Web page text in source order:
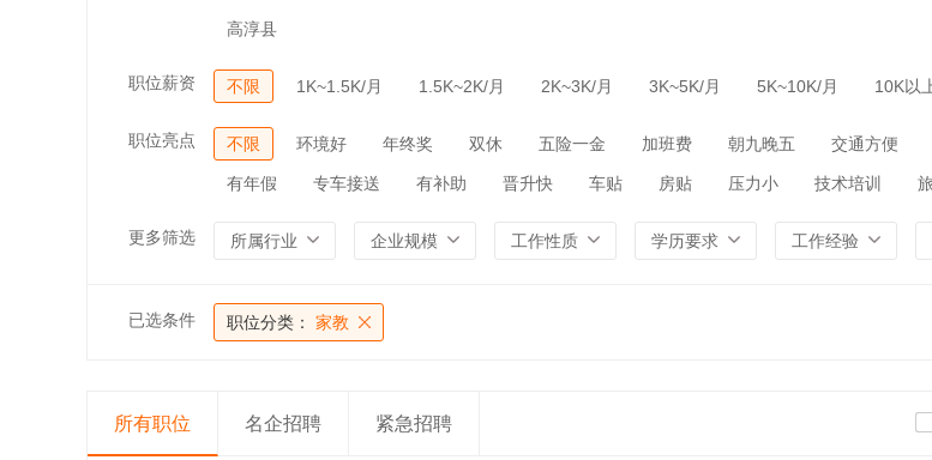
高淳县
职位薪资 不限 1K~1.5K/月 1.5K~2K/月 2K~3K/月 3K~5K/月 5K~10K/月 10K以
职位亮点 不限 环境好 年终奖 双休 五险一金 加班费 朝九晚五 交通方便
有年假 专车接送 有补助 晋升快 车贴 房贴 压力小 技术培训
更多筛选 所属行业 企业规模 工作性质 学历要求 工作经验
已选条件 职位分类： 家教
所有职位 名企招聘 紧急招聘